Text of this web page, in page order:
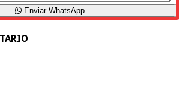
Enviar WhatsApp